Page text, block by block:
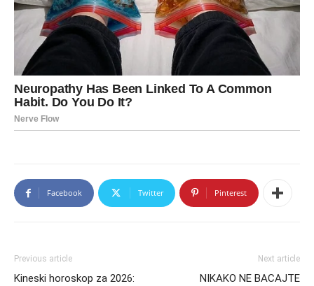
Facebook Twitter Pinterest
Previous article
Kineski horoskop za 2026:
Next article
NIKAKO NE BACAJTE